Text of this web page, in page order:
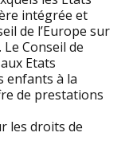
intégrée et
de l’Europe sur
Conseil de
Etats
enfants à la
de prestations
les droits de